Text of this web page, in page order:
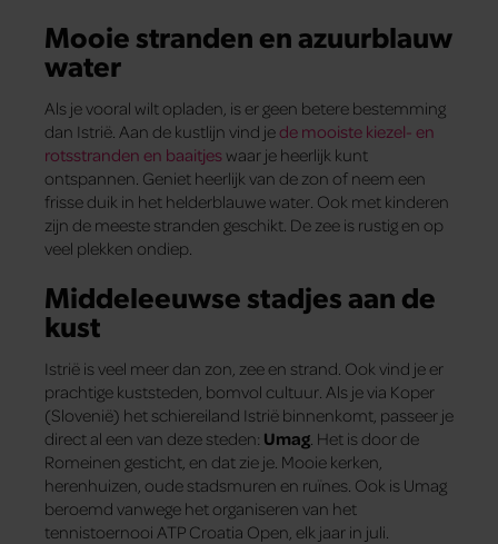
Mooie stranden en azuurblauw
water
Als je vooral wilt opladen, is er geen betere bestemming
dan Istrië. Aan de kustlijn vind jede mooiste kiezel- en
rotsstranden en baaitjes waar je heerlijk kunt
ontspannen. Geniet heerlijk van de zon of neem een
frisse duik in het helderblauwe water. Ook met kinderen
zijn de meeste stranden geschikt. De zee is rustig en op
veel plekken ondiep.
Middeleeuwse stadjes aan de
kust
Istrië is veel meer dan zon, zee en strand. Ook vind je er
prachtige kuststeden, bomvol cultuur. Als je via Koper
(Slovenië) het schiereiland Istrië binnenkomt, passeer je
direct al een van deze steden: Umag . Het is door de
Romeinen gesticht, en dat zie je. Mooie kerken,
herenhuizen, oude stadsmuren en ruïnes. Ook is Umag
beroemd vanwege het organiseren van het
tennistoernooi ATP Croatia Open, elk jaar in juli.